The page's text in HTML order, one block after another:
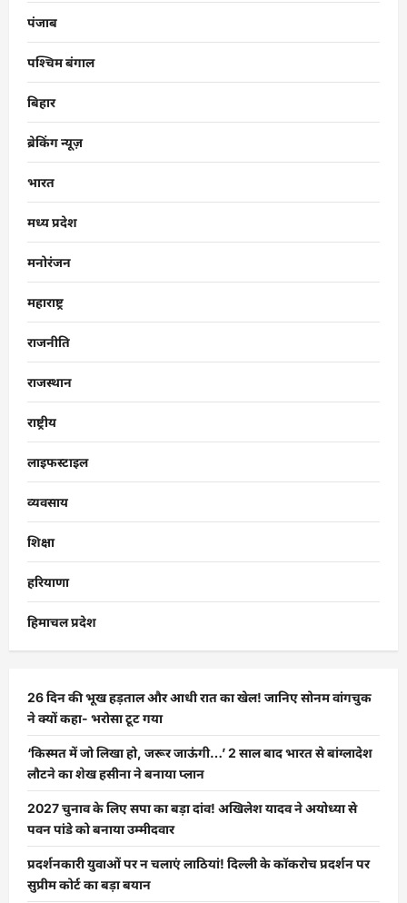
पंजाब
पश्चिम बंगाल
बिहार
ब्रेकिंग न्यूज़
भारत
मध्य प्रदेश
मनोरंजन
महाराष्ट्र
राजनीति
राजस्थान
राष्ट्रीय
लाइफस्टाइल
व्यवसाय
शिक्षा
हरियाणा
हिमाचल प्रदेश
26 दिन की भूख हड़ताल और आधी रात का खेल! जानिए सोनम वांगचुक
ने क्यों कहा- भरोसा टूट गया
‘किस्मत में जो लिखा हो, जरूर जाऊंगी…’ 2 साल बाद भारत से बांग्लादेश
लौटने का शेख हसीना ने बनाया प्लान
2027 चुनाव के लिए सपा का बड़ा दांव! अखिलेश यादव ने अयोध्या से
पवन पांडे को बनाया उम्मीदवार
प्रदर्शनकारी युवाओं पर न चलाएं लाठियां! दिल्ली के कॉकरोच प्रदर्शन पर
सुप्रीम कोर्ट का बड़ा बयान